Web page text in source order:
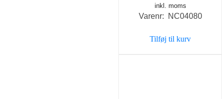
oprindelige
pris
35,00 kr..
pris
inkl. moms
Varenr: NC04080
Tilføj til kurv